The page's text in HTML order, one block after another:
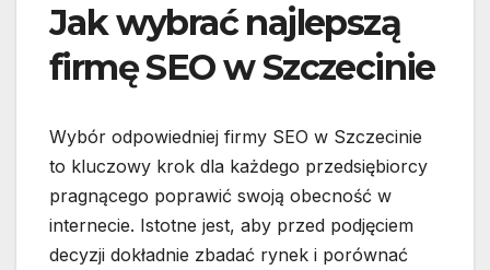
Jak wybrać najlepszą
firmę SEO w Szczecinie
Wybór odpowiedniej firmy SEO w Szczecinie
to kluczowy krok dla każdego przedsiębiorcy
pragnącego poprawić swoją obecność w
internecie. Istotne jest, aby przed podjęciem
decyzji dokładnie zbadać rynek i porównać